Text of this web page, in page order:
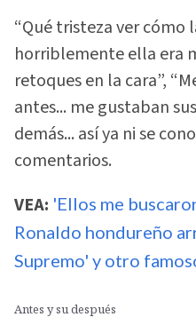
“Qué tristeza ver cómo
horriblemente ella era
retoques en la cara”,
antes... me gustaban
demás... así ya ni se
comentarios.
VEA: 'Ellos me
Ronaldo hondureño
Supremo' y otro
Antes y su después